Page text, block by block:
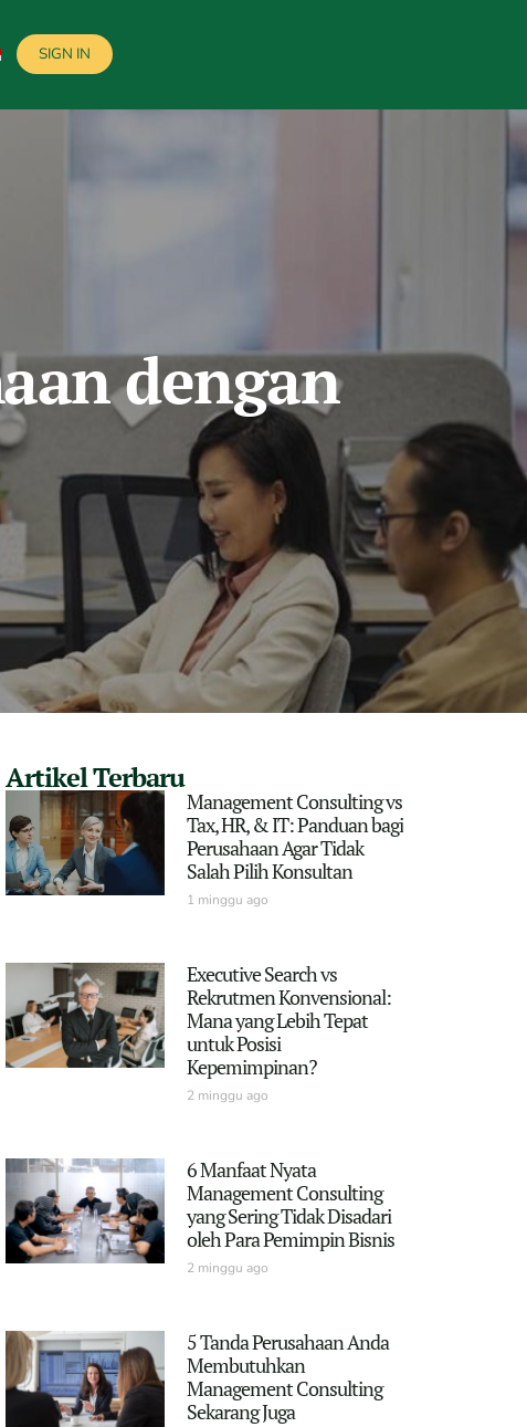
SIGN IN
dengan
Artikel Terbaru
Management Consulting vs
Tax, HR, & IT: Panduan bagi
Perusahaan Agar Tidak
Salah Pilih Konsultan
1 minggu ago
Executive Search vs
Rekrutmen Konvensional:
Mana yang Lebih Tepat
untuk Posisi
Kepemimpinan?
2 minggu ago
6 Manfaat Nyata
Management Consulting
yang Sering Tidak Disadari
oleh Para Pemimpin Bisnis
2 minggu ago
5 Tanda Perusahaan Anda
Membutuhkan
Management Consulting
Sekarang Juga